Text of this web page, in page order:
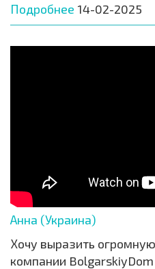
Подробнее 14-02-2025
Анна (Украина)
Хочу выразить
компании